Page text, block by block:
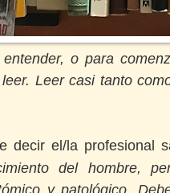
o para
Leer casi tanto
decir el/la profesional
del hombre,
y patológico.